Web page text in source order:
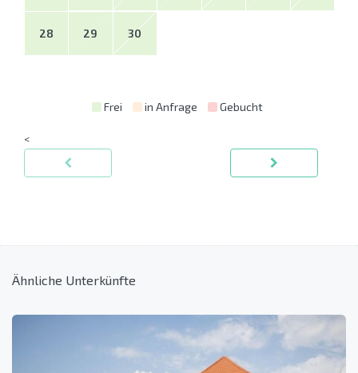
28 29 30
Frei in Anfrage Gebucht
<
Ähnliche Unterkünfte